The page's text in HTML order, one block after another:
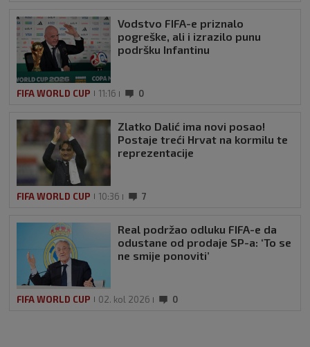
Vodstvo FIFA-e priznalo
pogreške, ali i izrazilo punu
podršku Infantinu
FIFA WORLD CUP 11:16 0
Zlatko Dalić ima novi posao!
Postaje treći Hrvat na kormilu te
reprezentacije
FIFA WORLD CUP 10:36 7
Real podržao odluku FIFA-e da
odustane od prodaje SP-a: ‘To se
ne smije ponoviti’
FIFA WORLD CUP 02. kol 2026 0